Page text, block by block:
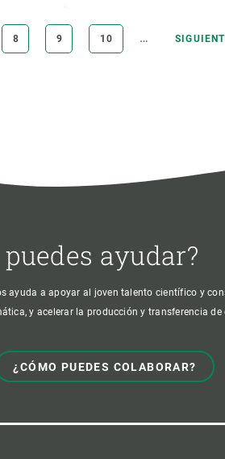
PÁGINA
8 PÁGINA
9 PÁGINA
10 …
puedes ayudar?
ayuda a apoyar al joven talento científico y
y acelerar la producción y transferencia
¿CÓMO PUEDES COLABORAR?